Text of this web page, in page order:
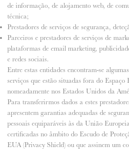
de informação, de alojamento web, de
técnica;
Prestadores de serviços de segurança,
Parceiros e prestadores de serviços de
plataformas de email marketing,
e redes sociais.
Entre estas entidades encontram-se
serviços que estão situadas fora do Espaço
nomeadamente nos Estados Unidos da
Para transferirmos dados a estes
apresentem garantias adequadas de
pessoais equiparáveis às da União
certificadas no âmbito do Escudo de
EUA (Privacy Shield) ou que assinem um